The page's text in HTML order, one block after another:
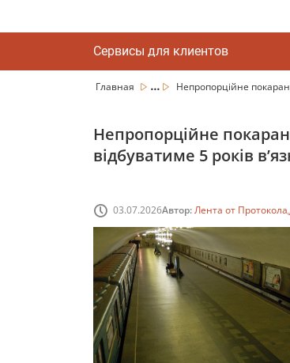
Сервисы для клиентов
Главная ... Непропорційне
Непропорційне
відбуватиме 5 років
03.07.2026Автор:Лента от Протокола